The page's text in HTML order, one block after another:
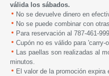
válida los sábados.
No se devuelve dinero en
No se puede combinar con
Para reservación al 787-461-
Cupón no es válido para 'carry-
Las paellas son realizadas al
minutos.
El valor de la promoción expira